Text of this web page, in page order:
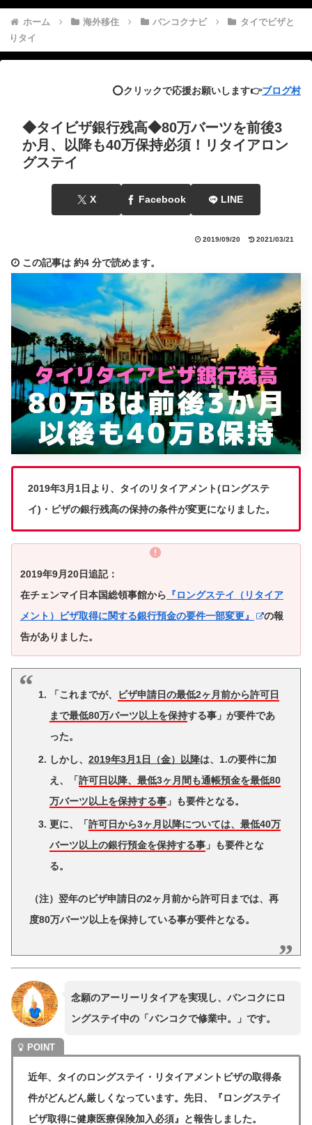
ホーム 海外移住 バンコクナビ
タイでビザと
りタイ
⭕️クリックで応援お願いします👉ブログ村
◆タイビザ銀行残高◆80万バーツを前後3
か月、以降も40万保持必須！リタイアロン
グステイ
X Facebook LINE
2019/09/20 2021/03/21
この記事は 約4 分で読めます。
2019年3月1日より、タイのリタイアメント(ロングステ
イ)・ビザの銀行残高の保持の条件が変更になりました。
2019年9月20日追記：
在チェンマイ日本国総領事館から 『ロングステイ（リタイア
メント）ビザ取得に関する銀行預金の要件一部変更』
の報
告がありました。
「これまでが、
ビザ申請日の最低2ヶ月前から許可日
まで最低80万バーツ以上を保持する事」が要件であ
った。
しかし、 2019年3月1日（金）以降は、1.の要件に加
え、「許可日以降、最低3ヶ月間も通帳預金を最低80
万バーツ以上を保持する事」も要件となる。
更に、「許可日から3ヶ月以降については、最低40万
バーツ以上の銀行預金を保持する事」も要件とな
る。
（注）翌年のビザ申請日の2ヶ月前から許可日までは、再
度80万バーツ以上を保持している事が要件となる。
念願のアーリーリタイアを実現し、バンコクにロ
ングステイ中の「バンコクで修業中。」です。
近年、タイのロングステイ・リタイアメントビザの取得条
件がどんどん厳しくなっています。先日、『ロングステイ
ビザ取得に健康医療保険加入必須』と報告しました。